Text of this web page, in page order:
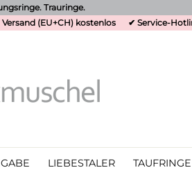
Trauringe.
(EU+CH) kostenlos ✔ Service-
LIEBESTALER TAUFRINGE